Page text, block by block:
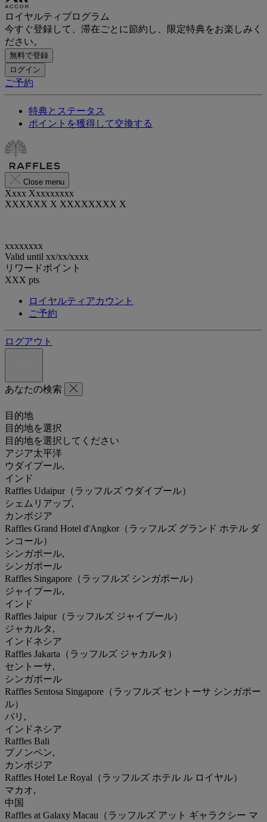
ロイヤルティプログラム
今すぐ登録して、滞在ごとに節約し、限定特典をお楽しみく
ださい。
無料で登録
ログイン
ご予約
特典とステータス
ポイントを獲得して交換する
Close menu
Xxxx Xxxxxxxxx
XXXXXX X XXXXXXXX X
xxxxxxxx
Valid until xx/xx/xxxx
リワードポイント
XXX pts
ロイヤルティアカウント
ご予約
ログアウト
あなたの検索
目的地
目的地を選択
目的地を選択してください
アジア太平洋
ウダイプール,
インド
Raffles Udaipur（ラッフルズ ウダイプール）
シェムリアップ,
カンボジア
Raffles Grand Hotel d'Angkor（ラッフルズ グランド ホテル ダ
ンコール）
シンガポール,
シンガポール
Raffles Singapore（ラッフルズ シンガポール）
ジャイプール,
インド
Raffles Jaipur（ラッフルズ ジャイプール）
ジャカルタ,
インドネシア
Raffles Jakarta（ラッフルズ ジャカルタ）
セントーサ,
シンガポール
Raffles Sentosa Singapore（ラッフルズ セントーサ シンガポー
ル）
バリ,
インドネシア
Raffles Bali
プノンペン,
カンボジア
Raffles Hotel Le Royal（ラッフルズ ホテル ル ロイヤル）
マカオ,
中国
Raffles at Galaxy Macau（ラッフルズ アット ギャラクシー マ